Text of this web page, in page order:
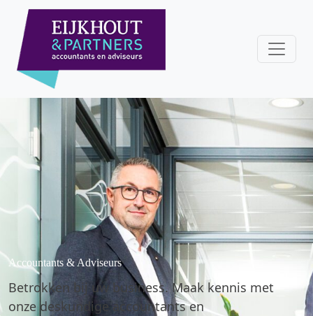
Accountants & Adviseurs
Betrokken bij uw business. Maak kennis met
onze deskundige accountants en